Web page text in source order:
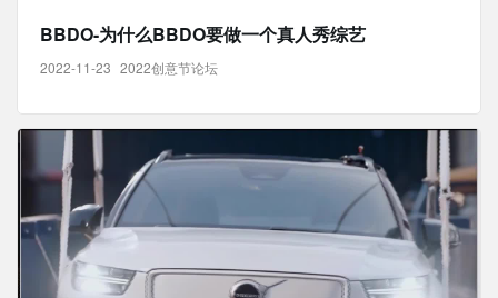
BBDO-为什么BBDO要做一个真人秀综艺
2022-11-23 2022创意节论坛